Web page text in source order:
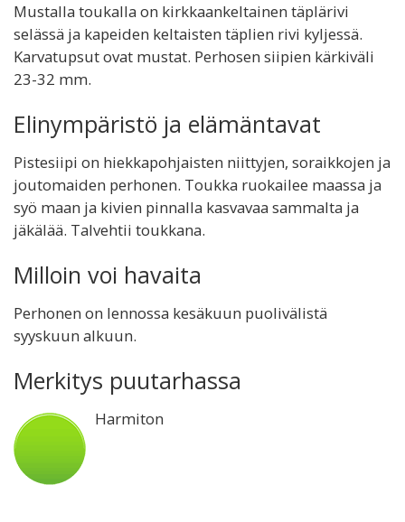
Mustalla toukalla on kirkkaankeltainen täplärivi
selässä ja kapeiden keltaisten täplien rivi kyljessä.
Karvatupsut ovat mustat. Perhosen siipien kärkiväli
23-32 mm.
Elinympäristö ja elämäntavat
Pistesiipi on hiekkapohjaisten niittyjen, soraikkojen ja
joutomaiden perhonen. Toukka ruokailee maassa ja
syö maan ja kivien pinnalla kasvavaa sammalta ja
jäkälää. Talvehtii toukkana.
Milloin voi havaita
Perhonen on lennossa kesäkuun puolivälistä
syyskuun alkuun.
Merkitys puutarhassa
Harmiton